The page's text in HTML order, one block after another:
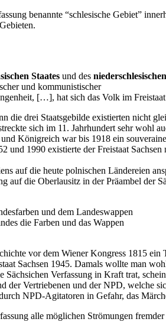
benannte “schlesische Gebiet”
Staates und des
und kommunistischer
[…], hat sich das Volk im
die drei Staatsgebilde existierten nicht
sich im 11. Jahrhundert sehr wohl
Königreich war bis 1918 ein
1990 existierte der Freistaat
auf die heute polnischen Ländereien
die Oberlausitz in der Präambel der
und dem Landeswappen
die Farben und das Wappen
vor dem Wiener Kongress 1815
Sachsen 1945. Damals wollte man
Verfassung in Kraft trat,
der Vertriebenen und der NPD, welche
NPD-Agitatoren in Gefahr, das
alle möglichen Strömungen